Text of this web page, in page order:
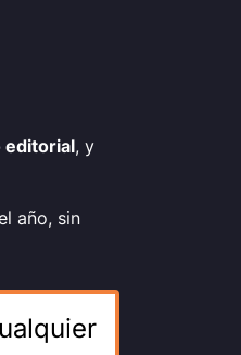
editorial, y
año, sin